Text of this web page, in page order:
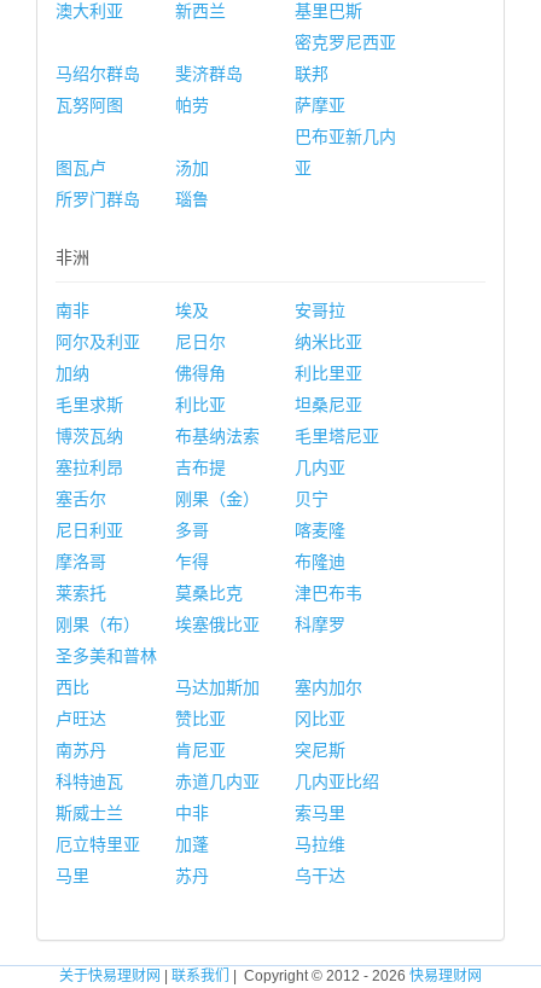
澳大利亚 新西兰 基里巴斯
马绍尔群岛 斐济群岛
密克罗尼西亚
联邦
瓦努阿图
帕劳 萨摩亚
图瓦卢 汤加
巴布亚新几内
亚
所罗门群岛
瑙鲁
非洲
南非 埃及
安哥拉
阿尔及利亚
尼日尔
纳米比亚
加纳
佛得角
利比里亚
毛里求斯
利比亚
坦桑尼亚
博茨瓦纳
布基纳法索
毛里塔尼亚
塞拉利昂
吉布提
几内亚
塞舌尔
刚果（金）
贝宁
尼日利亚
多哥
喀麦隆
摩洛哥
乍得
布隆迪
莱索托
莫桑比克
津巴布韦
刚果（布）
埃塞俄比亚
科摩罗
圣多美和普林
西比
马达加斯加
塞内加尔
卢旺达
赞比亚
冈比亚
南苏丹
肯尼亚
突尼斯
科特迪瓦
赤道几内亚
几内亚比绍
斯威士兰
中非
索马里
厄立特里亚
加蓬
马拉维
马里
苏丹 乌干达
关于快易理财网 联系我们 | Copyright © 2012 - 2026 快易理财网